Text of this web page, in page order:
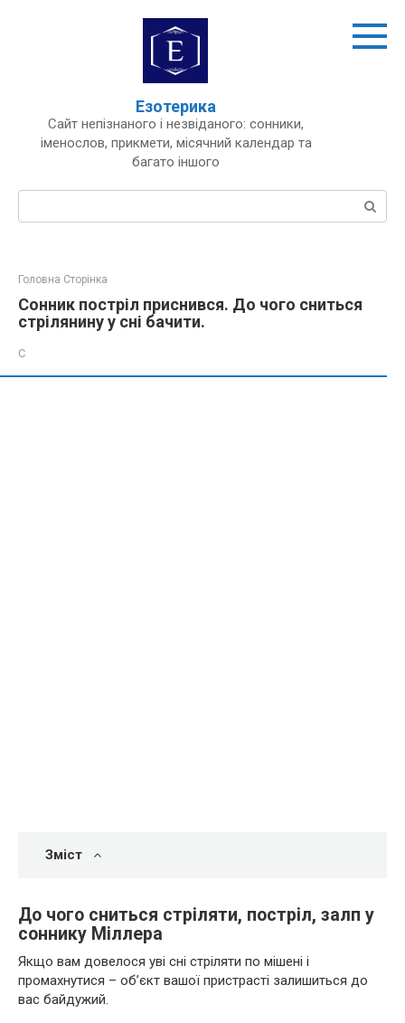
Езотерика
Сайт непізнаного і незвіданого: сонники,
іменослов, прикмети, місячний календар та
багато іншого
Пошук:
Головна Сторінка
Сонник постріл приснився. До чого сниться
стрілянину у сні бачити.
С
Зміст
До чого сниться стріляти, постріл, залп у
соннику Міллера
Якщо вам довелося уві сні стріляти по мішені і
промахнутися – об’єкт вашої пристрасті залишиться до
вас байдужий.